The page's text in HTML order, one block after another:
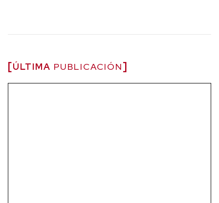
ÚLTIMA PUBLICACIÓN